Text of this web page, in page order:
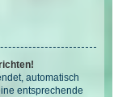
automatisch
entsprechende